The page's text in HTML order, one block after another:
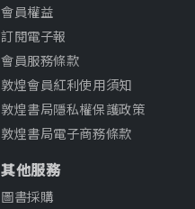
會員權益
訂閱電子報
會員服務條款
敦煌會員紅利使用須知
敦煌書局隱私權保護政策
敦煌書局電子商務條款
其他服務
圖書採購